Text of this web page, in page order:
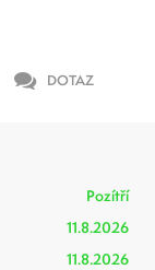
DOTAZ
Pozítří
11.8.2026
11.8.2026